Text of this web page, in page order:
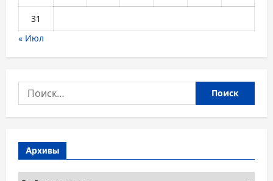
31
« Июл
Найти:
Архивы
Архивы